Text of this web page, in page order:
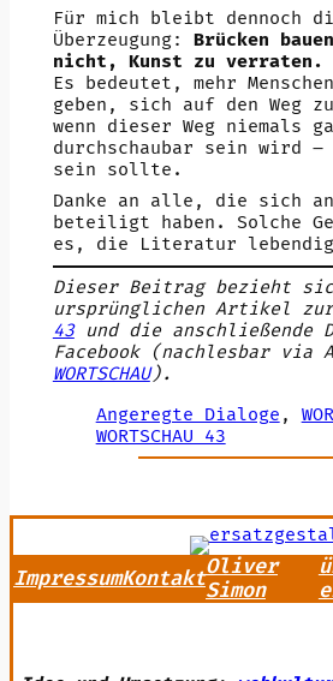
Für mich bleibt dennoch
Überzeugung: Brücken
nicht, Kunst zu verraten.
Es bedeutet, mehr
geben, sich auf den Weg
wenn dieser Weg niemals
durchschaubar sein wird
sein sollte.
Danke an alle, die sich
beteiligt haben. Solche
es, die Literatur
Dieser Beitrag bezieht
ursprünglichen Artikel
43und die anschließende
Facebook (nachlesbar via
WORTSCHAU).
Angeregte Dialoge ,
WORTSCHAU 43
ImpressumKontaktOliver
Simon